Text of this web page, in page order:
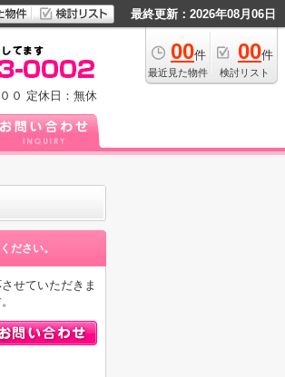
最終更新：2026年08月06日
00件
最近見た物件
00件
検討リスト
０ 定休日：無休
ださい。
せていただきま